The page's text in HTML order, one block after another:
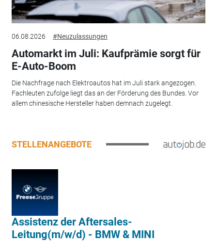
06.08.2026 #Neuzulassungen
Automarkt im Juli: Kaufprämie sorgt für
E-Auto-Boom
Die Nachfrage nach Elektroautos hat im Juli stark angezogen.
Fachleuten zufolge liegt das an der Förderung des Bundes. Vor
allem chinesische Hersteller haben demnach zugelegt.
STELLENANGEBOTE
Assistenz der Aftersales-
Leitung(m/w/d) - BMW & MINI